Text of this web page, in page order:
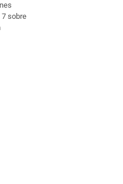
sobre